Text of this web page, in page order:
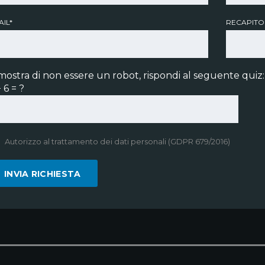
di non essere un robot, rispondi al seguente quiz:
6 = ?
Autorizzo al trattamento dei dati personali (GDPR 679/2016)